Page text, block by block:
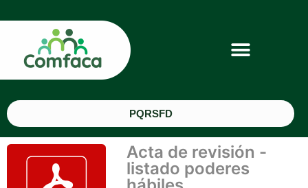
PQRSFD
Acta de revisión -
listado poderes